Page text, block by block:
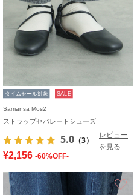
タイムセール対象 SALE
Samansa Mos2
ストラップセパレートシューズ
5.0 （3）
レビュー
を見る
¥2,156 -60%OFF-